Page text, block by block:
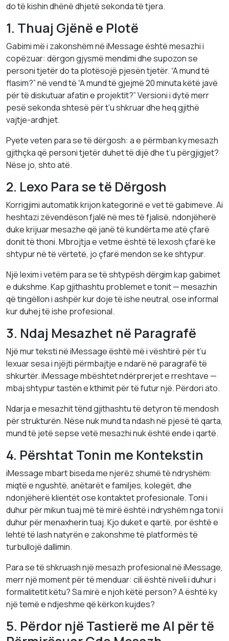
do të kishin dhënë dhjetë sekonda të tjera.
1. Thuaj Gjënë e Plotë
Gabimi më i zakonshëm në iMessage është mesazhi i
copëzuar: dërgon gjysmë mendimi dhe supozon se
personi tjetër do ta plotësojë pjesën tjetër. “A mund të
flasim?” në vend të “A mund të gjejmë 20 minuta këtë javë
për të diskutuar afatin e projektit?” Versioni i dytë merr
pesë sekonda shtesë për t’u shkruar dhe heq gjithë
vajtje-ardhjet.
Pyete veten para se të dërgosh: a e përmban ky mesazh
gjithçka që personi tjetër duhet të dijë dhe t’u përgjigjet?
Nëse jo, shto atë.
2. Lexo Para se të Dërgosh
Korrigjimi automatik krijon kategorinë e vet të gabimeve. Ai
heshtazi zëvendëson fjalë në mes të fjalisë, ndonjëherë
duke krijuar mesazhe që janë të kundërta me atë çfarë
donit të thoni. Mbrojtja e vetme është të lexosh çfarë ke
shtypur në të vërtetë, jo çfarë mendon se ke shtypur.
Një lexim i vetëm para se të shtypësh dërgim kap gabimet
e dukshme. Kap gjithashtu problemet e tonit — mesazhin
që tingëllon i ashpër kur doje të ishe neutral, ose informal
kur duhej të ishe profesional.
3. Ndaj Mesazhet në Paragrafë
Një mur teksti në iMessage është më i vështirë për t’u
lexuar sesa i njëjti përmbajtje e ndarë në paragrafë të
shkurtër. iMessage mbështet ndërprerjet e rreshtave —
mbaj shtypur tastën e kthimit për të futur një. Përdori ato.
Ndarja e mesazhit tënd gjithashtu të detyron të mendosh
për strukturën. Nëse nuk mund ta ndash në pjesë të qarta,
mund të jetë sepse vetë mesazhi nuk është ende i qartë.
4. Përshtat Tonin me Kontekstin
iMessage mbart biseda me njerëz shumë të ndryshëm:
miqtë e ngushtë, anëtarët e familjes, kolegët, dhe
ndonjëherë klientët ose kontaktet profesionale. Toni i
duhur për mikun tuaj më të mirë është i ndryshëm nga toni i
duhur për menaxherin tuaj. Kjo duket e qartë, por është e
lehtë të lash natyrën e zakonshme të platformës të
turbullojë dallimin.
Para se të shkruash një mesazh profesional në iMessage,
merr një moment për të menduar: cili është niveli i duhur i
formalitetit këtu? Sa mirë e njoh këtë person? A është ky
një temë e ndjeshme që kërkon kujdes?
5. Përdor një Tastierë me AI për të